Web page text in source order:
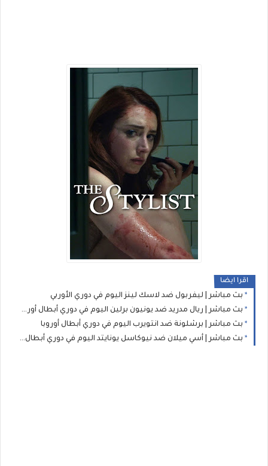
اقرا ايضا
بث مباشر | ليفربول ضد لاسك لينز اليوم في دوري الأوربي
بث مباشر | ريال مدريد ضد يونيون برلين اليوم في دوري أبطال أوروبا
بث مباشر | برشلونة ضد انتويرب اليوم في دوري أبطال أوروبا
بث مباشر | أسي ميلان ضد نيوكاسل يونايتد اليوم في دوري أبطال أوروبا